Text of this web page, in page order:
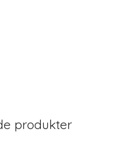
produkter